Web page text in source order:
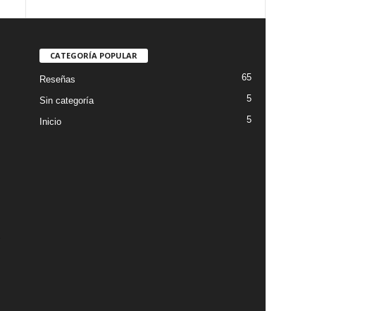
CATEGORÍA POPULAR
Reseñas 65
Sin categoría 5
Inicio 5